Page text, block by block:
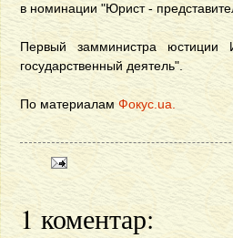
в номинации "Юрист -
Первый замминистра
государственный деятель".
По материалам Фокус.ua.
1 коментар: